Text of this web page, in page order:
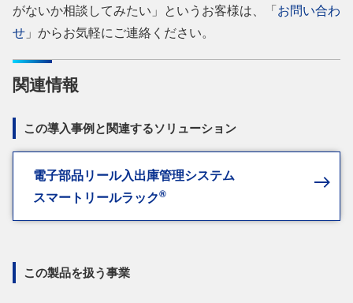
がないか相談してみたい」というお客様は、「お問い合わ
せ 」からお気軽にご連絡ください。
関連情報
この導入事例と関連するソリューション
電子部品リール入出庫管理システム
スマートリールラック®
この製品を扱う事業